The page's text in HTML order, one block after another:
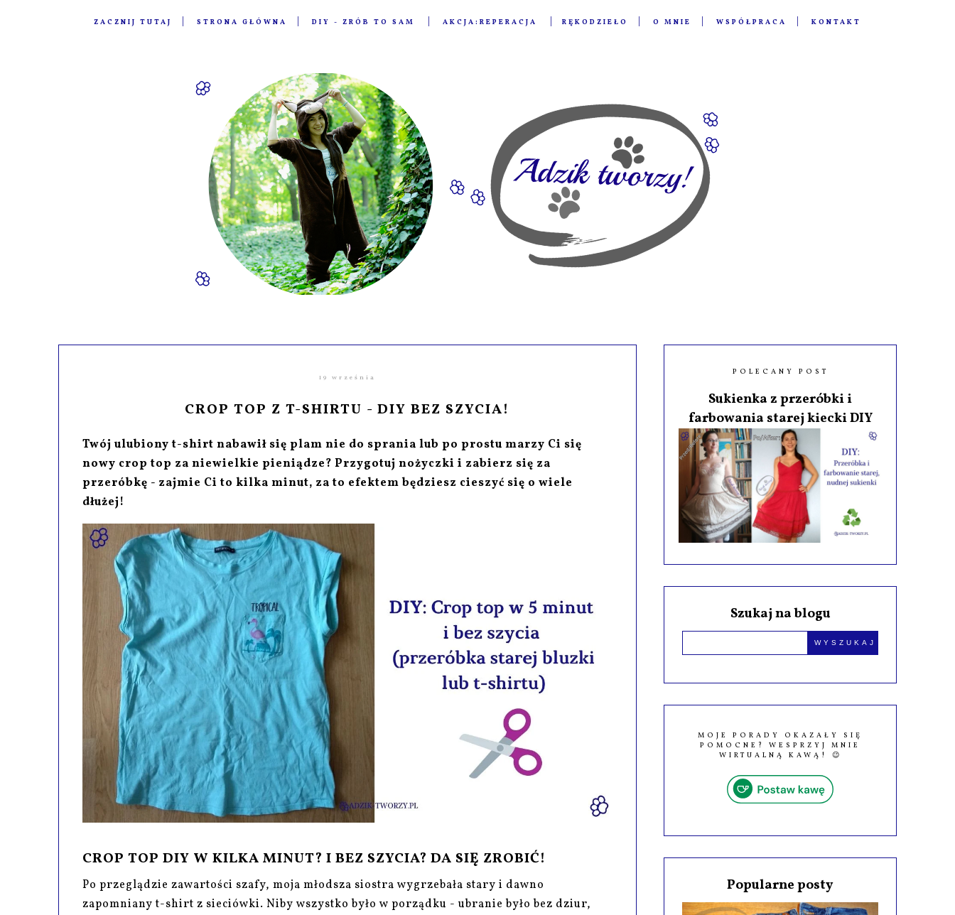
ZACZNIJ TUTAJ STRONA GŁÓWNA DIY - ZRÓB TO SAM AKCJA:REPERACJA RĘKODZIEŁO O MNIE WSPÓŁPRACA KONTAKT
19 września
CROP TOP Z T-SHIRTU - DIY BEZ SZYCIA!
Twój ulubiony t-shirt nabawił się plam nie do sprania lub po prostu marzy Ci się
nowy crop top za niewielkie pieniądze? Przygotuj nożyczki i zabierz się za
przeróbkę - zajmie Ci to kilka minut, za to efektem będziesz cieszyć się o wiele
dłużej!
CROP TOP DIY W KILKA MINUT? I BEZ SZYCIA? DA SIĘ ZROBIĆ!
Po przeglądzie zawartości szafy, moja młodsza siostra wygrzebała stary i dawno
zapomniany t-shirt z sieciówki. Niby wszystko było w porządku - ubranie było bez dziur,
POLECANY POST
Sukienka z przeróbki i
farbowania starej kiecki DIY
Szukaj na blogu
MOJE PORADY OKAZAŁY SIĘ
POMOCNE? WESPRZYJ MNIE
WIRTUALNĄ KAWĄ! 😉
Popularne posty